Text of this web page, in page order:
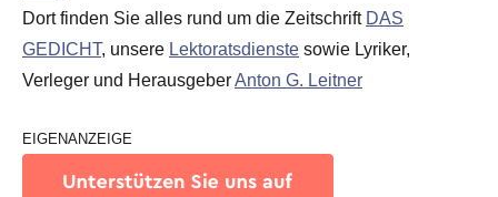
Dort finden Sie alles rund um die Zeitschrift DAS
GEDICHT, unsere Lektoratsdienste sowie Lyriker,
Verleger und HerausgeberAnton G. Leitner
EIGENANZEIGE